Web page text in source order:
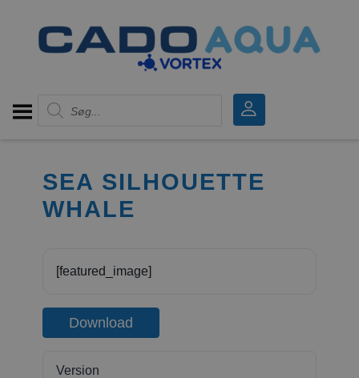
Products search
SEA SILHOUETTE
WHALE
[featured_image]
Download
Version